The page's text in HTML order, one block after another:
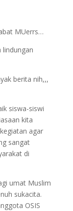
MUerrs…
lindungan
berita nih,,,
siswa-siswi
kita
agar
sangat
di
umat Muslim
sukacita.
OSIS